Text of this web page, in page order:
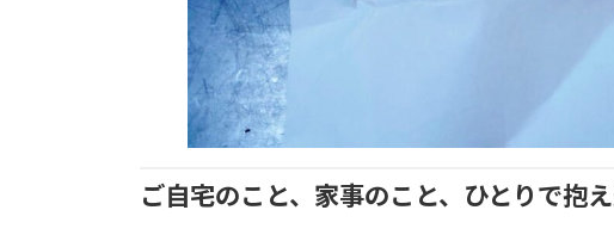
ご自宅のこと、家事のこと、ひとりで抱